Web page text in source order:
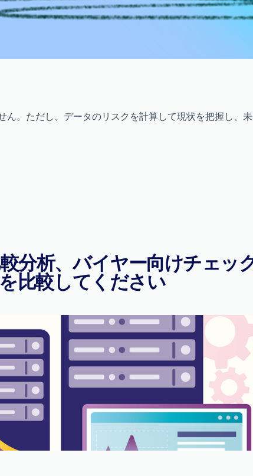
。ただし、データのリスクを計算して現状を把握し、
分析、バイヤー向けチェッ
比較してください